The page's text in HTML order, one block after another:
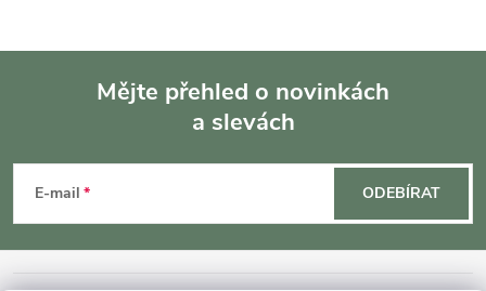
p
Mějte přehled o novinkách
a slevách
E-mail ODEBÍRAT